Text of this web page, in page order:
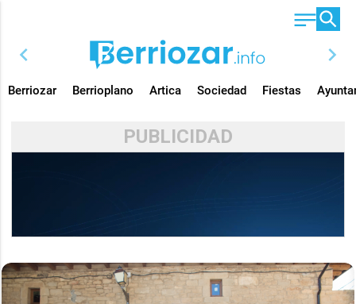
chevron_left chevron_right
Berriozar Berrioplano Artica Sociedad Fiestas
PUBLICIDAD